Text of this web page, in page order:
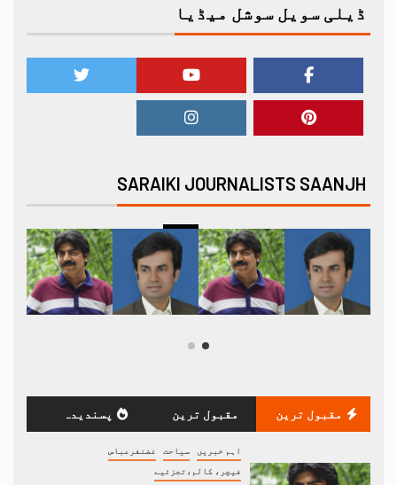
ڈیلی سویل سوشل میڈیا
SARAIKI JOURNALISTS SAANJH
مقبول ترین مقبول ترین پسندیدہ
اہم خبریں سیاحت غضنفرعباس
فیچر، کالم،تجزئیے